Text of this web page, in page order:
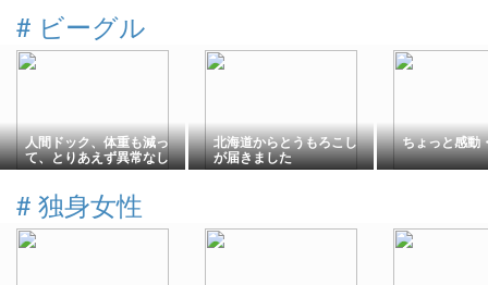
# ビーグル
人間ドック、体重も減っ
て、とりあえず異常なし
北海道からとうもろこし
が届きました
ちょっと感動
# 独身女性